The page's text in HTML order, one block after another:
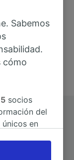
con
170
volver en
a Nápoles
Sabemos
cómo
socios
del
en